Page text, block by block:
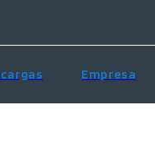
Empresa